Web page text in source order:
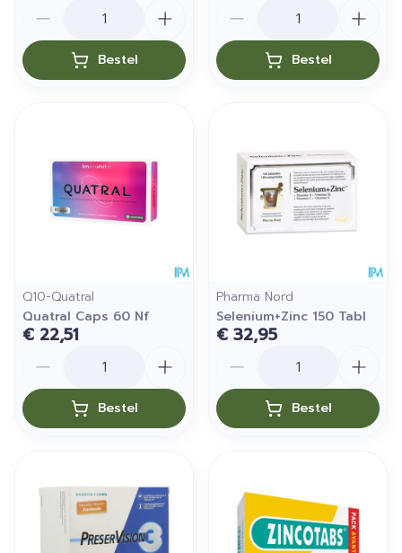
Bestel Bestel
Q10-Quatral
Quatral Caps 60 Nf
€ 22,51
Bestel
Pharma Nord
Selenium+Zinc 150 Tabl
€ 32,95
Bestel